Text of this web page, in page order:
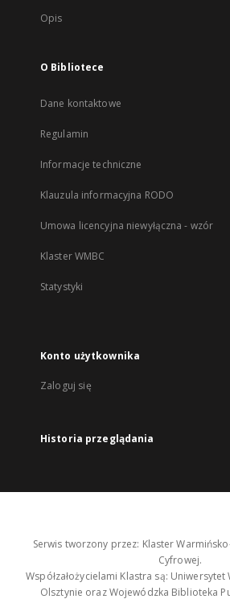
Opis
O Bibliotece
Dane kontaktowe
Regulamin
Informacje techniczne
Klauzula informacyjna RODO
Umowa licencyjna niewyłączna - wzór
Klaster WMBC
Statystyki
Konto użytkownika
Zaloguj się
Historia przeglądania
Serwis tworzony przez: Klaster
Cyfrowej.
Współzałożycielami Klastra są:
Olsztynie oraz Wojewódzka Biblioteka